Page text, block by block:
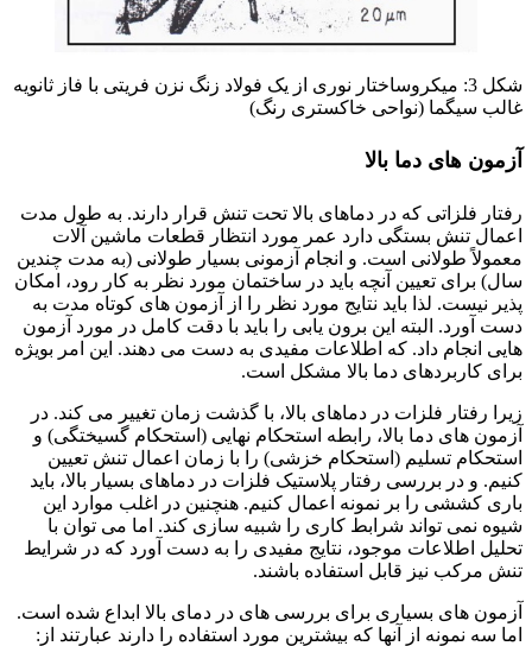
شکل 3: میکروساختار نوری از یک فولاد زنگ نزن فریتی با فاز ثانویه
غالب سیگما (نواحی خاکستری رنگ)
آزمون های دما بالا
رفتار فلزاتی که در دماهای بالا تحت تنش قرار دارند. به طول مدت
اعمال تنش بستگی دارد عمر مورد انتظار قطعات ماشین آلات
معمولاً طولانی است. و انجام آزمونی بسیار طولانی (به مدت چندین
سال) برای تعیین آنچه باید در ساختمان مورد نظر به کار رود، امکان
پذیر نیست. لذا باید نتایج مورد نظر را از آزمون های کوتاه مدت به
دست آورد. البته این برون یابی را باید با دقت کامل در مورد آزمون
هایی انجام داد. که اطلاعات مفیدی به دست می دهند. این امر بویژه
برای کاربردهای دما بالا مشکل است.
زیرا رفتار فلزات در دماهای بالا، با گذشت زمان تغییر می کند. در
آزمون های دما بالا، رابطه استحکام نهایی (استحکام گسیختگی) و
استحکام تسلیم (استحکام خزشی) را با زمان اعمال تنش تعیین
کنیم. و در بررسی رفتار پلاستیک فلزات در دماهای بسیار بالا، باید
باری کششی را بر نمونه اعمال کنیم. هنچنین در اغلب موارد این
شیوه نمی تواند شرابط کاری را شبیه سازی کند. اما می توان با
تحلیل اطلاعات موجود، نتایج مفیدی را به دست آورد که در شرایط
تنش مرکب نیز قابل استفاده باشند.
آزمون های بسیاری برای بررسی های در دمای بالا ابداع شده است.
اما سه نمونه از آنها که بیشترین مورد استفاده را دارند عبارتند از: